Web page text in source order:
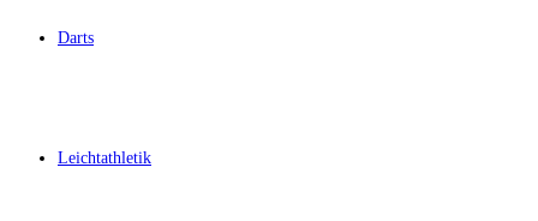
Darts
Leichtathletik